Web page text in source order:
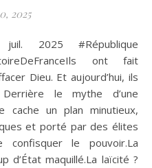
2025
ont fait
Dieu. Et aujourd’hui, ils
le mythe d’une
cache un plan minutieux,
et porté par des élites
le pouvoir.La
d’État maquillé.La laïcité ?